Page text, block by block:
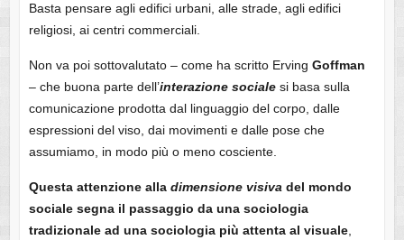
Basta pensare agli edifici urbani, alle strade, agli edifici
religiosi, ai centri commerciali.
Non va poi sottovalutato – come ha scritto Erving Goffman
– che buona parte dell’interazione socialesi basa sulla
comunicazione prodotta dal linguaggio del corpo, dalle
espressioni del viso, dai movimenti e dalle pose che
assumiamo, in modo più o meno cosciente.
Questa attenzione alla dimensione visivadel mondo
sociale segna il passaggio da una sociologia
tradizionale ad una sociologia più attenta al visuale,